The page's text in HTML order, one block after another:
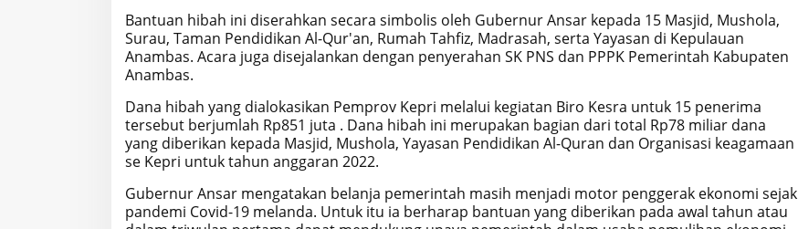
Bantuan hibah ini diserahkan secara simbolis oleh Gubernur Ansar kepada 15 Masjid, Mushola,
Surau, Taman Pendidikan Al-Qur'an, Rumah Tahfiz, Madrasah, serta Yayasan di Kepulauan
Anambas. Acara juga disejalankan dengan penyerahan SK PNS dan PPPK Pemerintah Kabupaten
Anambas.
Dana hibah yang dialokasikan Pemprov Kepri melalui kegiatan Biro Kesra untuk 15 penerima
tersebut berjumlah Rp851 juta . Dana hibah ini merupakan bagian dari total Rp78 miliar dana
yang diberikan kepada Masjid, Mushola, Yayasan Pendidikan Al-Quran dan Organisasi keagamaan
se Kepri untuk tahun anggaran 2022.
Gubernur Ansar mengatakan belanja pemerintah masih menjadi motor penggerak ekonomi sejak
pandemi Covid-19 melanda. Untuk itu ia berharap bantuan yang diberikan pada awal tahun atau